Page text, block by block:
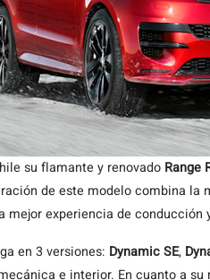
su flamante y renovado Range
de este modelo combina la
mejor experiencia de conducción
en 3 versiones: Dynamic SE,
e interior. En cuanto a